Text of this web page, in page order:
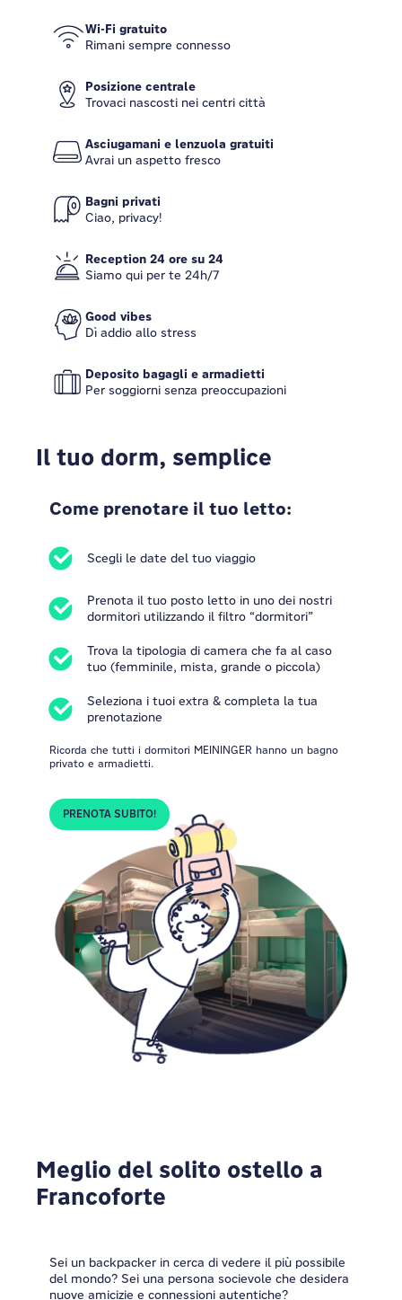
Wi-Fi gratuito
Rimani sempre connesso
Posizione centrale
Trovaci nascosti nei centri città
Asciugamani e lenzuola gratuiti
Avrai un aspetto fresco
Bagni privati
Ciao, privacy!
Reception 24 ore su 24
Siamo qui per te 24h/7
Good vibes
Dì addio allo stress
Deposito bagagli e armadietti
Per soggiorni senza preoccupazioni
Il tuo dorm, semplice
Come prenotare il tuo letto:
Scegli le date del tuo viaggio
Prenota il tuo posto letto in uno dei nostri
dormitori utilizzando il filtro “dormitori”
Trova la tipologia di camera che fa al caso
tuo (femminile, mista, grande o piccola)
Seleziona i tuoi extra & completa la tua
prenotazione
Ricorda che tutti i dormitori MEININGER hanno un bagno
privato e armadietti.
PRENOTA SUBITO!
Meglio del solito ostello a
Francoforte
Sei un backpacker in cerca di vedere il più possibile
del mondo? Sei una persona socievole che desidera
nuove amicizie e connessioni autentiche?